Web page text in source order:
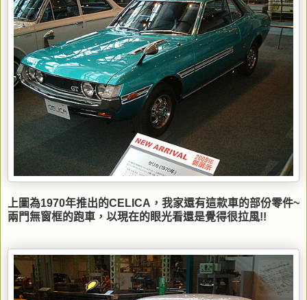
上圖為1970年推出的CELICA，我家還有這款車的部份零件~
兩門無窗框的跑車，以現在的眼光看還是覺得很拉風!!